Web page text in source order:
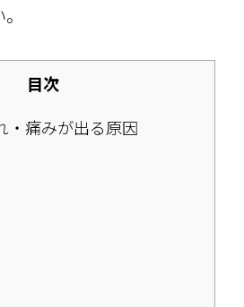
目次
痛みが出る原因